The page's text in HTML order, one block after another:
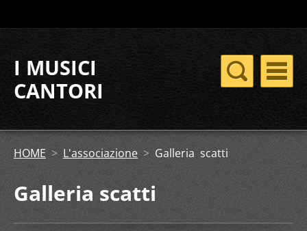
I MUSICI
CANTORI
HOME > L'associazione >Galleria scatti
Galleria scatti